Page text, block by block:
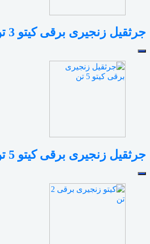
جرثقیل زنجیری برقی کیتو 3 تن
جرثقیل زنجیری برقی کیتو 5 تن